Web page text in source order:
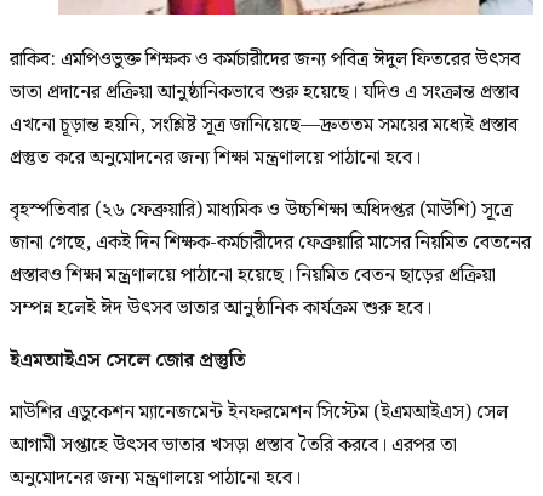
রাকিব: এমপিওভুক্ত শিক্ষক ও কর্মচারীদের জন্য পবিত্র ঈদুল ফিতরের উৎসব
ভাতা প্রদানের প্রক্রিয়া আনুষ্ঠানিকভাবে শুরু হয়েছে। যদিও এ সংক্রান্ত প্রস্তাব
এখনো চূড়ান্ত হয়নি, সংশ্লিষ্ট সূত্র জানিয়েছে—দ্রুততম সময়ের মধ্যেই প্রস্তাব
প্রস্তুত করে অনুমোদনের জন্য শিক্ষা মন্ত্রণালয়ে পাঠানো হবে।
বৃহস্পতিবার (২৬ ফেব্রুয়ারি) মাধ্যমিক ও উচ্চশিক্ষা অধিদপ্তর (মাউশি) সূত্রে
জানা গেছে, একই দিন শিক্ষক-কর্মচারীদের ফেব্রুয়ারি মাসের নিয়মিত বেতনের
প্রস্তাবও শিক্ষা মন্ত্রণালয়ে পাঠানো হয়েছে। নিয়মিত বেতন ছাড়ের প্রক্রিয়া
সম্পন্ন হলেই ঈদ উৎসব ভাতার আনুষ্ঠানিক কার্যক্রম শুরু হবে।
ইএমআইএস সেলে জোর প্রস্তুতি
মাউশির এডুকেশন ম্যানেজমেন্ট ইনফরমেশন সিস্টেম (ইএমআইএস) সেল
আগামী সপ্তাহে উৎসব ভাতার খসড়া প্রস্তাব তৈরি করবে। এরপর তা
অনুমোদনের জন্য মন্ত্রণালয়ে পাঠানো হবে।